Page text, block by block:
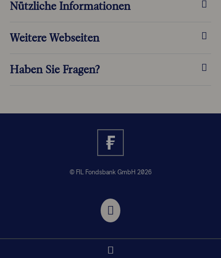
Nützliche Informationen
Weitere Webseiten
Haben Sie Fragen?
© FIL Fondsbank GmbH 2026